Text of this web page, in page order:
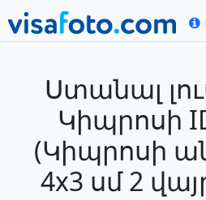
Ստանալ
Կիպրոսի
(Կիպրոսի
4x3 սմ 2